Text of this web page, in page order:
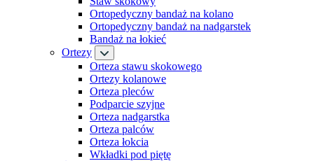
Ortopedyczny bandaż na kolano
Ortopedyczny bandaż na nadgarstek
Bandaż na łokieć
Ortezy
Orteza stawu skokowego
Ortezy kolanowe
Orteza pleców
Podparcie szyjne
Orteza nadgarstka
Orteza palców
Orteza łokcia
Wkładki pod piętę